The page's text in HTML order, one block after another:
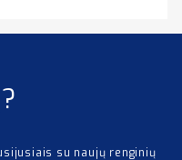
su naujų renginių